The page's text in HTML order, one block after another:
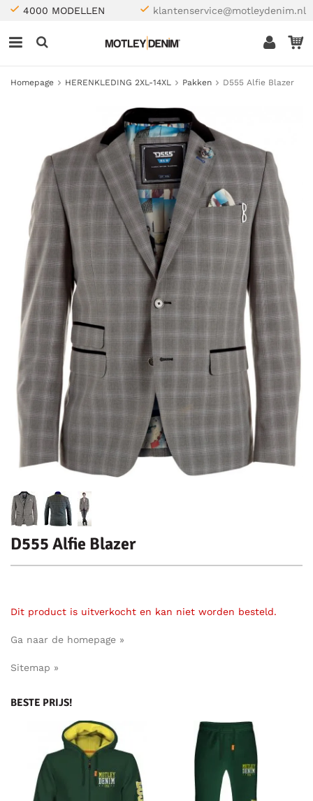
4000 MODELLEN klantenservice@motleydenim.nl
Homepage HERENKLEDING 2XL-14XL Pakken D555 Alfie Blazer
D555 Alfie Blazer
Dit product is uitverkocht en kan niet worden besteld.
Ga naar de homepage »
Sitemap »
BESTE PRIJS!